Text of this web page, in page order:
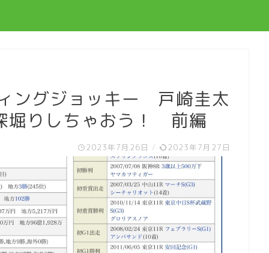
ングジョッキー 戸崎圭太
堀りしちゃおう！ 前編
2023年7月26日 / 2023年7月27日